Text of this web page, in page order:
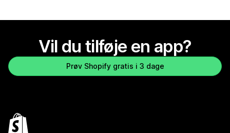
Vil du tilføje en app?
Prøv Shopify gratis i 3 dage